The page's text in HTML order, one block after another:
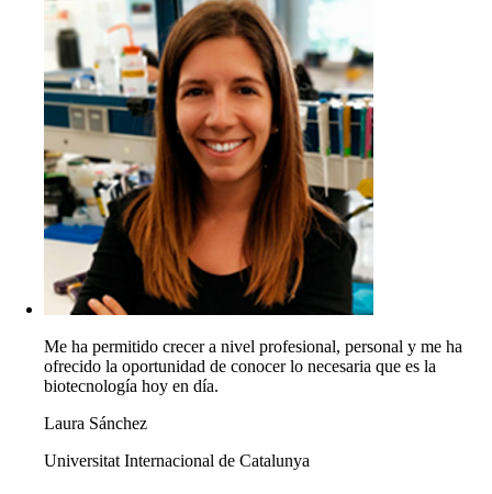
Me ha permitido crecer a nivel profesional, personal y me ha
ofrecido la oportunidad de conocer lo necesaria que es la
biotecnología hoy en día.
Laura Sánchez
Universitat Internacional de Catalunya